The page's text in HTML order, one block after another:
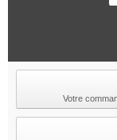
Votre